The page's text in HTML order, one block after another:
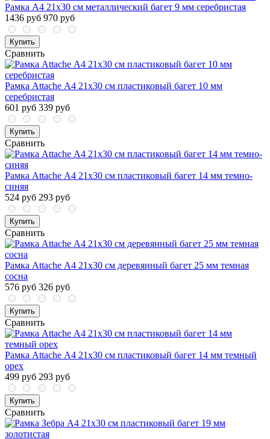
Рамка А4 21x30 см металлический багет 9 мм серебристая
1436 руб 970 руб
Купить
Сравнить
Рамка Attache А4 21х30 см пластиковый багет 10 мм
серебристая
601 руб 339 руб
Купить
Сравнить
Рамка Attache А4 21x30 см пластиковый багет 14 мм темно-
синяя
524 руб 293 руб
Купить
Сравнить
Рамка Attache А4 21x30 см деревянный багет 25 мм темная
сосна
576 руб 326 руб
Купить
Сравнить
Рамка Attache А4 21x30 см пластиковый багет 14 мм темный
орех
499 руб 293 руб
Купить
Сравнить